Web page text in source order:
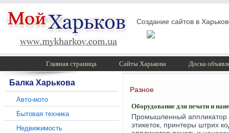
Создание сайтов в
Главная страница Сайты Харькова Доска
Балка Харькова
Авто-мото
Бытовая техника
Недвижимость
Разное
Оборудование для печати и
Промышленный аппликатор
этикеток, принтеры штрих